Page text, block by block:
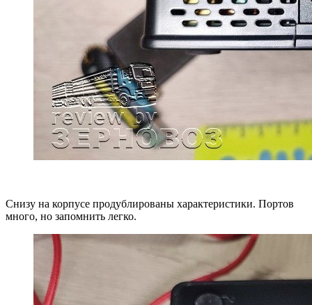
Снизу на корпусе продублированы характеристики. Портов
много, но запомнить легко.